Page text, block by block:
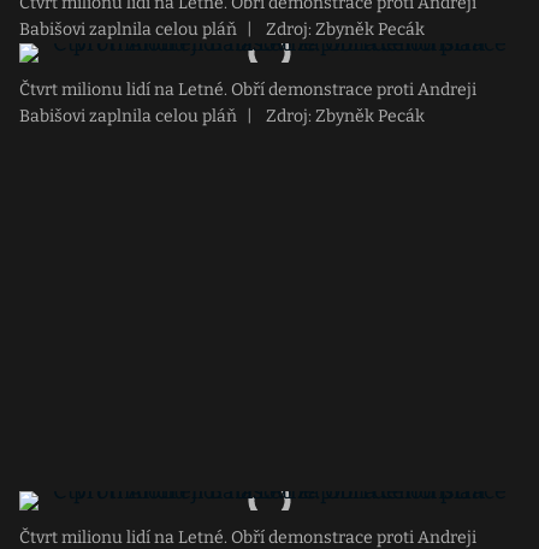
Babišovi zaplnila celou pláň
Zdroj: Zbyněk Pecák
Čtvrt milionu lidí na Letné. Obří demonstrace proti Andreji
Babišovi zaplnila celou pláň
Zdroj: Zbyněk Pecák
Čtvrt milionu lidí na Letné. Obří demonstrace proti Andreji